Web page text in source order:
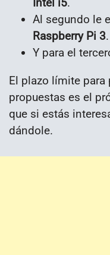
Al segundo le
Raspberry Pi 3.
Y para el
El plazo límite para
propuestas es el
que si estás
dándole.